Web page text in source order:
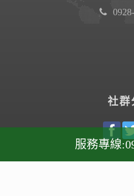
社群
服務專線: